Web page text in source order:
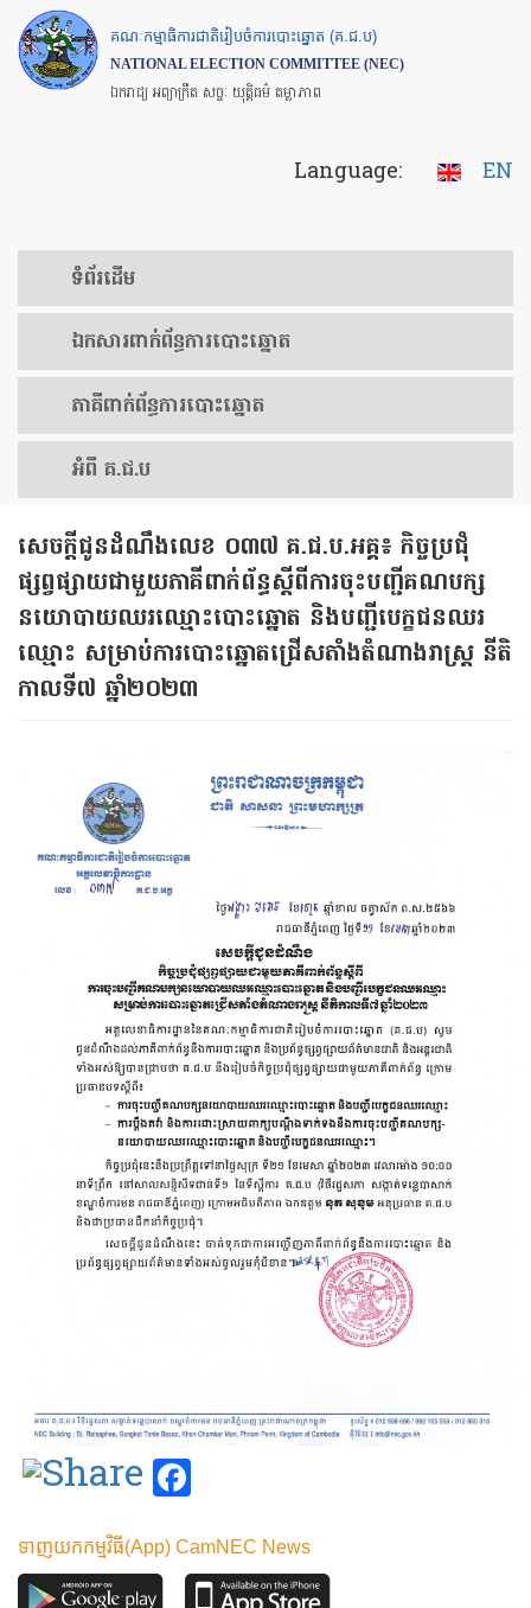
Skip
to
main
គណៈកម្មាធិការជាតិរៀបចំការបោះឆ្នោត (គ.ជ.ប)
NATIONAL ELECTION COMMITTEE (NEC)
ឯករាជ្យ អព្យាក្រឹត សច្ចៈ យុត្តិធម៌ តម្លាភាព
Language: EN
ទំព័រ​ដើម
ឯកសារ​ពាក់ព័ន្ធ​ការ​បោះឆ្នោត
​ភាគីពាក់ព័ន្ធ​​ការ​បោះឆ្នោត
អំពី គ.ជ.ប
សេចក្ដីជូនដំណឹងលេខ ០៣៧ គ.ជ.ប.អគ្គ៖ កិច្ចប្រជុំ
ផ្សព្វផ្សាយជាមួយភាគីពាក់ព័ន្ធស្ដីពីការចុះបញ្ជីគណបក្ស
នយោបាយឈរឈ្មោះបោះឆ្នោត និងបញ្ជីបេក្ខជនឈរ
ឈ្មោះ សម្រាប់ការបោះឆ្នោតជ្រើសតាំងតំណាងរាស្ត្រ នីតិ
កាលទី៧ ឆ្នាំ២០២៣
ទាញយកកម្មវិធី(App) CamNEC News